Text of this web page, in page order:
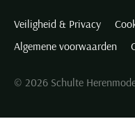
Veiligheid & Privacy
Algemene voorwaarden
© 2026 Schulte